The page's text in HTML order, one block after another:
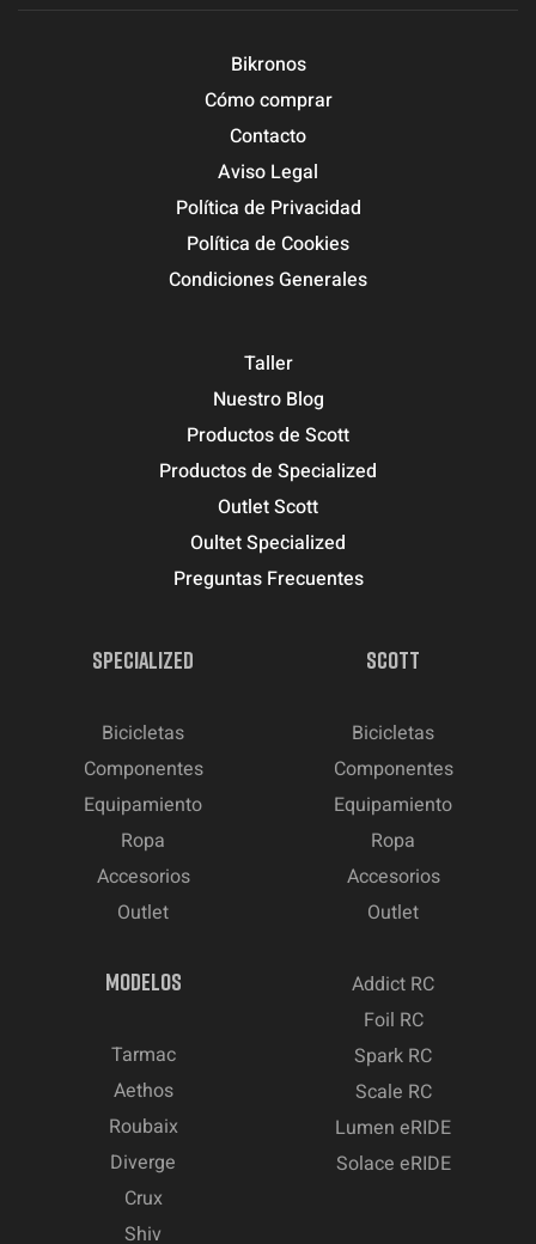
Bikronos
Cómo comprar
Contacto
Aviso Legal
Política de Privacidad
Política de Cookies
Condiciones Generales
Taller
Nuestro Blog
Productos de Scott
Productos de Specialized
Outlet Scott
Oultet Specialized
Preguntas Frecuentes
SPECIALIZED
Bicicletas
Componentes
Equipamiento
Ropa
Accesorios
Outlet
SCOTT
Bicicletas
Componentes
Equipamiento
Ropa
Accesorios
Outlet
MODELOS
Tarmac
Aethos
Roubaix
Diverge
Crux
Shiv
Addict RC
Foil RC
Spark RC
Scale RC
Lumen eRIDE
Solace eRIDE